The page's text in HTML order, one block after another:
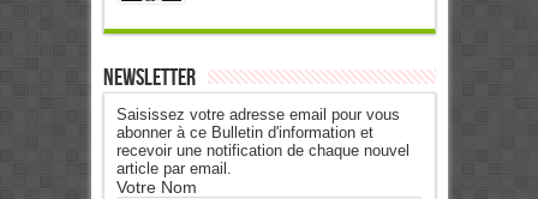
Newsletter
Saisissez votre adresse email pour vous
abonner à ce Bulletin d'information et
recevoir une notification de chaque nouvel
article par email.
Votre Nom